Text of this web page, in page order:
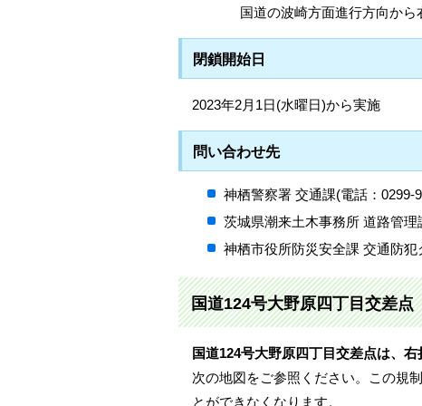
国道の波崎方面進行方向から
閉鎖開始日
2023年2月1日(水曜日)から実施
問い合わせ先
神栖警察署 交通課(電話：0299-
茨城県潮来土木事務所 道路管理
神栖市役所防災安全課 交通防
国道124号大野原四丁目交差点
国道124号大野原四丁目交差点は、
次の地図をご参照ください。この規
とができなくなります。